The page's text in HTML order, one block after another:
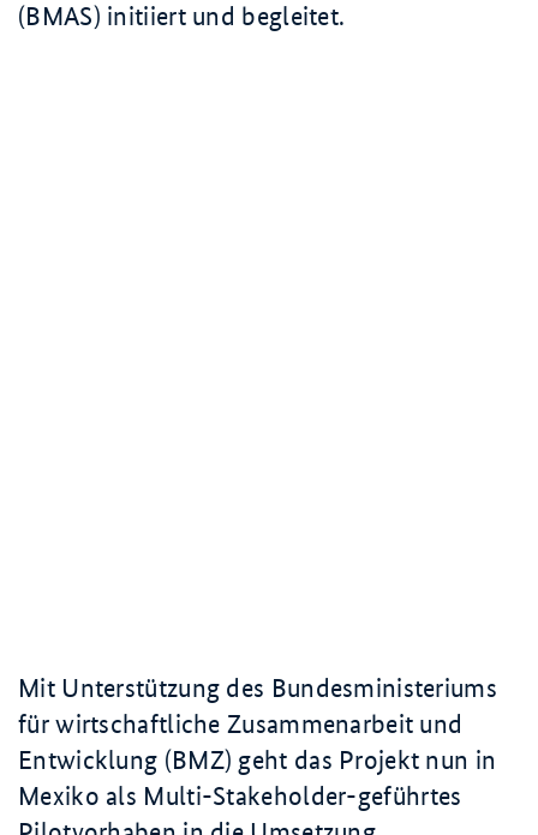
(BMAS) initiiert und begleitet.
Mit Unterstützung des Bundesministeriums
für wirtschaftliche Zusammen­arbeit und
Entwicklung (BMZ) geht das Projekt nun in
Mexiko als Multi-Stakeholder-geführtes